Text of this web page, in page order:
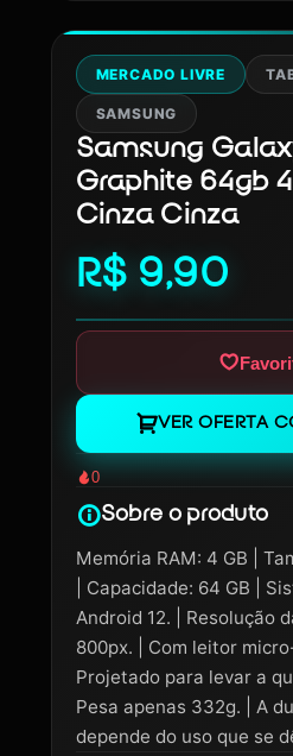
MERCADO LIVRE
SAMSUNG
Samsung
Graphite 64gb
Cinza Cinza
R$ 9,90
VER OFERTA
0
Sobre o produto
Memória RAM: 4 GB |
| Capacidade: 64 GB |
Android 12. | Resolução
800px. | Com leitor micro-
Projetado para levar a
Pesa apenas 332g. | A
depende do uso que se